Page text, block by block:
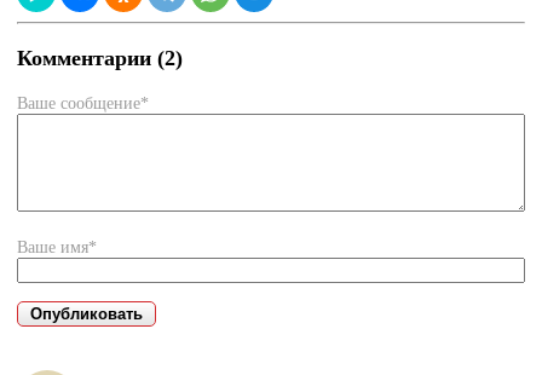
Комментарии (2)
Ваше сообщение*
Ваше имя*